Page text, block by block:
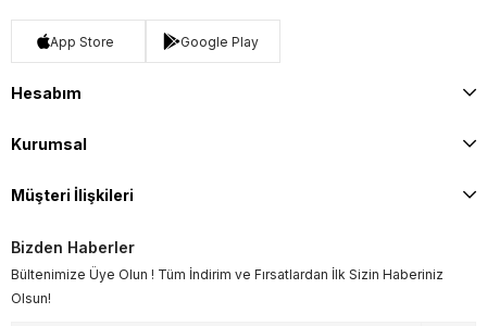
App Store Google Play
Hesabım
Kurumsal
Müşteri İlişkileri
Bizden Haberler
Bültenimize Üye Olun ! Tüm İndirim ve Fırsatlardan İlk Sizin Haberiniz
Olsun!